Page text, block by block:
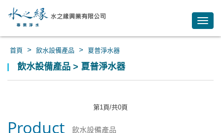
首頁 > 飲水設備產品 > 夏普淨水器
飲水設備產品 > 夏普淨水器
第1頁/共0頁
Product 飲水設備產品